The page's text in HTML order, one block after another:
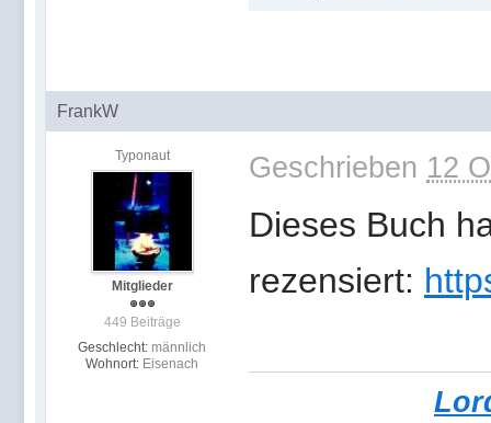
FrankW
Typonaut
Mitglieder
449 Beiträge
Geschlecht: männlich
Wohnort: Eisenach
Geschrieben 12
Dieses Buch
rezensiert: